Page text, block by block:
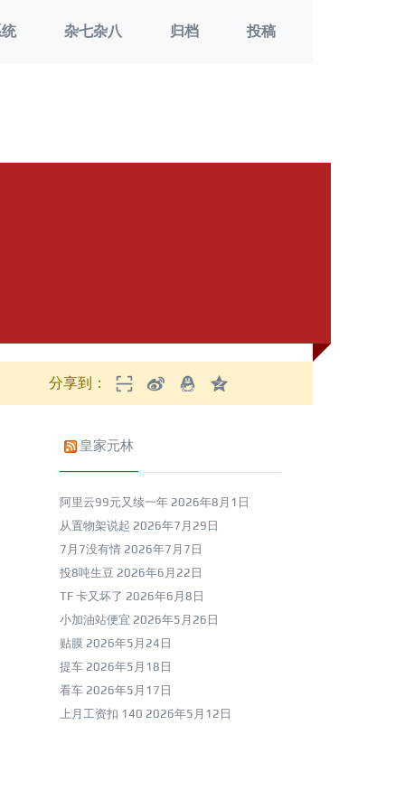
杂七杂八 归档 投稿
分享到：
皇家元林
阿里云99元又续一年 2026年8月1日
从置物架说起 2026年7月29日
7月7没有情 2026年7月7日
投8吨生豆 2026年6月22日
TF 卡又坏了 2026年6月8日
小加油站便宜 2026年5月26日
贴膜 2026年5月24日
提车 2026年5月18日
看车 2026年5月17日
上月工资扣 140 2026年5月12日